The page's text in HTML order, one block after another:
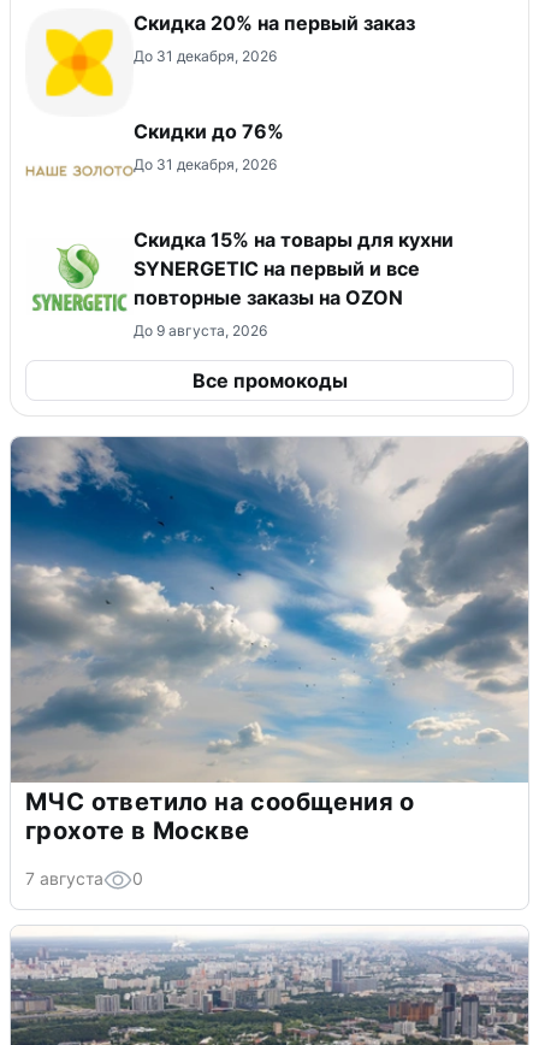
​Скидка 20% на первый заказ
До 31 декабря, 2026
Скидки до 76%
До 31 декабря, 2026
Скидка 15% на товары для кухни
SYNERGETIC на первый и все
повторные заказы на OZON
До 9 августа, 2026
Все промокоды
МЧС ответило на сообщения о
грохоте в Москве
7 августа 0